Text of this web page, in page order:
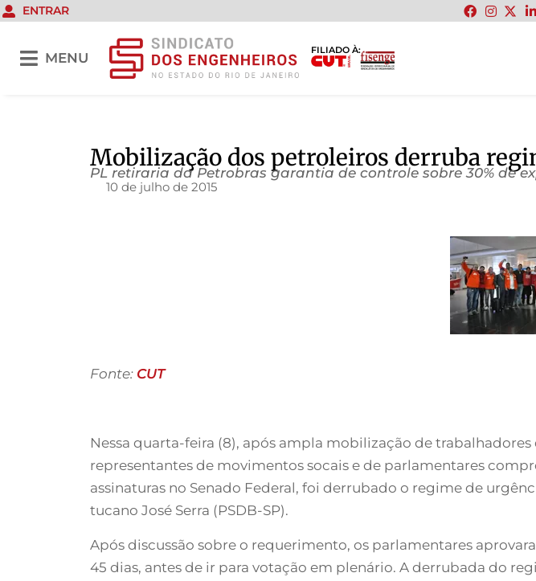
ENTRAR
MENU
FILIADO À:
Mobilização dos petroleiros derruba
PL retiraria da Petrobras garantia de controle sobre 30% de
10 de julho de 2015
Fonte: CUT
Nessa quarta-feira (8), após ampla mobilização de
representantes de movimentos socais e de parlamentares
assinaturas no Senado Federal, foi derrubado o regime de
tucano José Serra (PSDB-SP).
Após discussão sobre o requerimento, os parlamentares
45 dias, antes de ir para votação em plenário. A derrubada do